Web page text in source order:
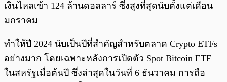
เงินไหลเข้า 124 ล้านดอลลาร์ ซึ่งสูงที่สุดนับตั้งแต่เดือน
มกราคม
ทำให้ปี 2024 นับเป็นปีที่สำคัญสำหรับตลาด Crypto ETFs
อย่างมาก โดยเฉพาะหลังการเปิดตัว Spot Bitcoin ETF
ในสหรัฐเมื่อต้นปี ซึ่งล่าสุดในวันที่ 6 ธันวาคม การถือ